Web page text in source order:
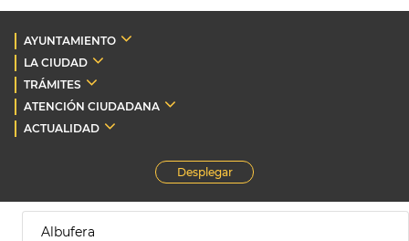
AYUNTAMIENTO
LA CIUDAD
TRÁMITES
ATENCIÓN CIUDADANA
ACTUALIDAD
Desplegar
Albufera